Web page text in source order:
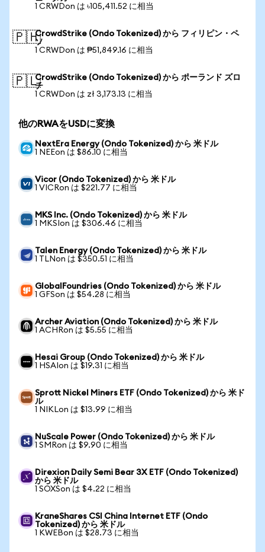
1 CRWDon は ৳105,411.52 に相当
🇵🇭CrowdStrike (Ondo Tokenized) から フィリピン・ペ
ソ
1 CRWDon は ₱51,849.16 に相当
🇵🇱CrowdStrike (Ondo Tokenized) から ポーランド ズロ
チ
1 CRWDon は zł 3,173.13 に相当
他のRWAをUSDに変換
NextEra Energy (Ondo Tokenized) から 米ドル
1 NEEon は $86.10 に相当
Vicor (Ondo Tokenized) から 米ドル
1 VICRon は $221.77 に相当
MKS Inc. (Ondo Tokenized) から 米ドル
1 MKSIon は $306.46 に相当
Talen Energy (Ondo Tokenized) から 米ドル
1 TLNon は $350.51 に相当
GlobalFoundries (Ondo Tokenized) から 米ドル
1 GFSon は $54.28 に相当
Archer Aviation (Ondo Tokenized) から 米ドル
1 ACHRon は $5.55 に相当
Hesai Group (Ondo Tokenized) から 米ドル
1 HSAIon は $19.31 に相当
Sprott Nickel Miners ETF (Ondo Tokenized) から 米ド
ル
1 NIKLon は $13.99 に相当
NuScale Power (Ondo Tokenized) から 米ドル
1 SMRon は $9.90 に相当
Direxion Daily Semi Bear 3X ETF (Ondo Tokenized)
から 米ドル
1 SOXSon は $4.22 に相当
KraneShares CSI China Internet ETF (Ondo
Tokenized) から 米ドル
1 KWEBon は $28.73 に相当